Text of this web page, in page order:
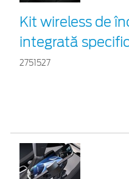
Kit wireless de
integrată
2751527